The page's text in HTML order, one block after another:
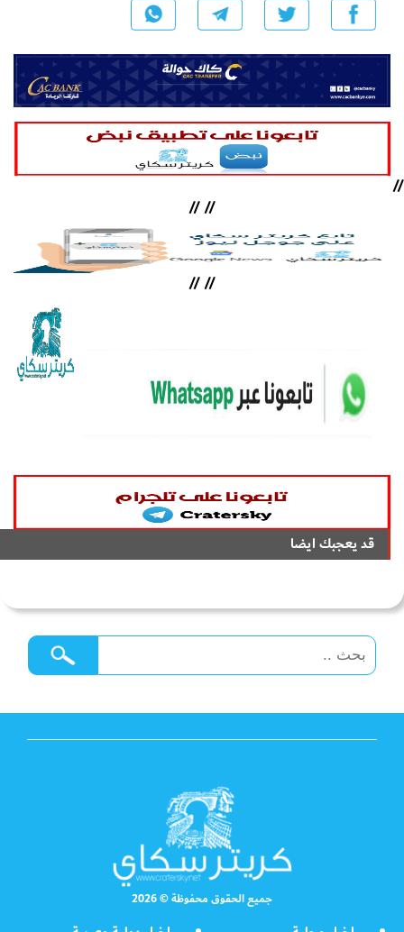
//
//
//
//
//
قد يعجبك ايضا
جميع الحقوق محفوظة © 2026